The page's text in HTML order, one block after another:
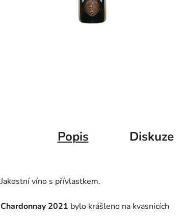
Popis Diskuze
Jakostní víno s přívlastkem.
Chardonnay 2021 bylo krášleno na kvasnicích